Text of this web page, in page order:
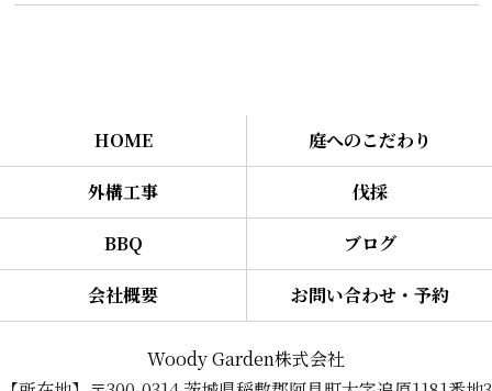
HOME 庭へのこだわり
外構工事 伐採
BBQ ブログ
会社概要 お問い合わせ・予約
Woody Garden株式会社